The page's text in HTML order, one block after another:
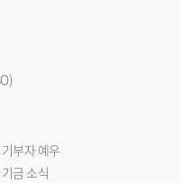
기부자 예우
기금 소식